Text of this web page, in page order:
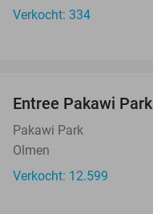
Verkocht: 334
Entree Pakawi Park
Pakawi Park
Olmen
Verkocht: 12.599